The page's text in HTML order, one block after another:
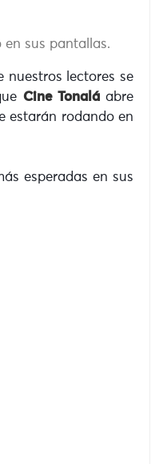
sus pantallas.
nuestros lectores se
Cine Tonaláabre
estarán rodando en
esperadas en sus